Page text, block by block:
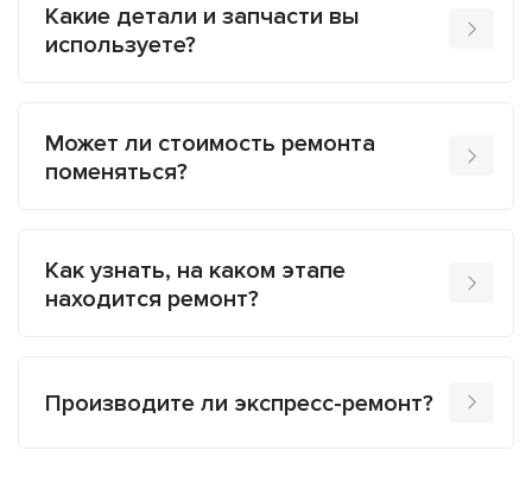
Какие детали и запчасти вы
используете?
Может ли стоимость ремонта
поменяться?
Как узнать, на каком этапе
находится ремонт?
Производите ли экспресс-ремонт?